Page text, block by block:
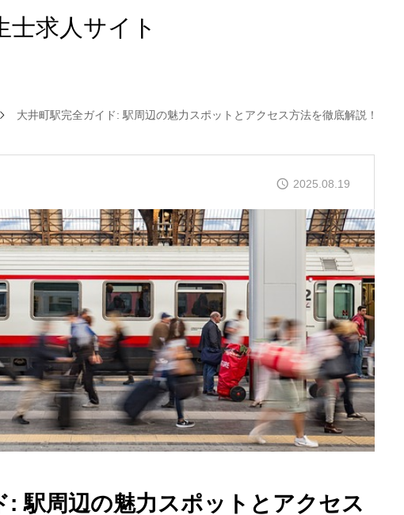
士求人サイト
大井町駅完全ガイド: 駅周辺の魅力スポットとアクセス方法を徹底解説！
2025.08.19
: 駅周辺の魅力スポットとアクセス